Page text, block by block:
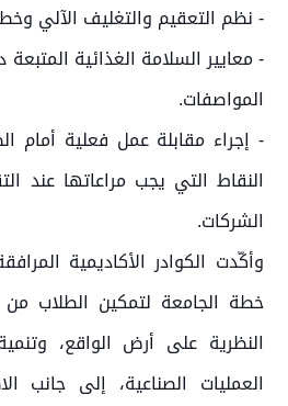
- نظم التعقيم والتغليف الآلي
- معايير السلامة الغذائية
المواصفات.
- إجراء مقابلة عمل فعلية أمام
النقاط التي يجب مراعاتها عند
الشركات.
وأكّدت الكوادر الأكاديمية
خطة الجامعة لتمكين الطلاب
النظرية على أرض الواقع،
العمليات الصناعية، إلى جانب